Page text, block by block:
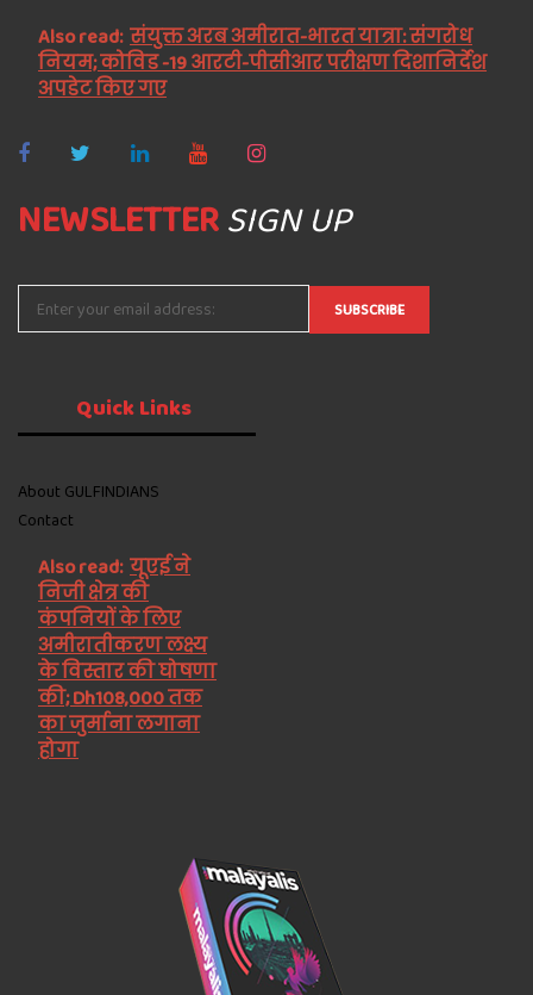
Also read: संयुक्त अरब अमीरात-भारत यात्रा: संगरोध
नियम; कोविड -19 आरटी-पीसीआर परीक्षण दिशानिर्देश
अपडेट किए गए
NEWSLETTERSIGN UP
QuickLinks
About GULFINDIANS
Contact
Also read: यूएई ने
निजी क्षेत्र की
कंपनियों के लिए
अमीरातीकरण लक्ष्य
के विस्तार की घोषणा
की; Dh108,000 तक
का जुर्माना लगाना
होगा